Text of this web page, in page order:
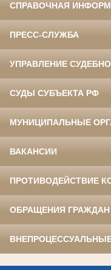
СПРАВОЧНАЯ
ПРЕСС-СЛУЖБА
УПРАВЛЕНИЕ
СУДЫ СУБЪЕКТА РФ
МУНИЦИПАЛЬНЫЕ
ВАКАНСИИ
ПРОТИВОДЕЙСТВИЕ
ОБРАЩЕНИЯ ГРАЖДАН